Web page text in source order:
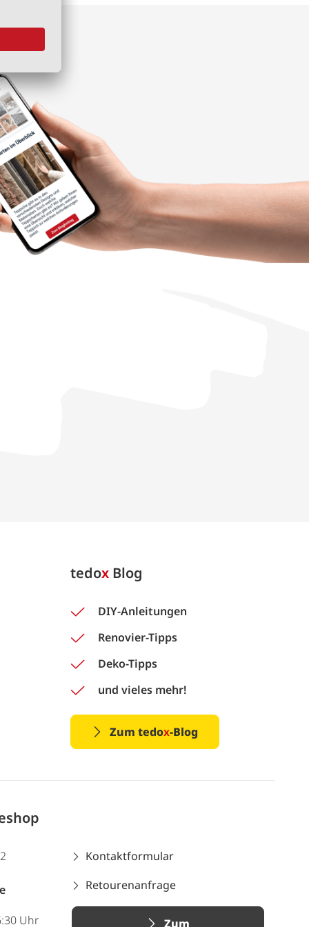
tedox Blog
DIY-Anleitungen
Renovier-Tipps
Deko-Tipps
und vieles mehr!
Zum tedox-Blog
Uhr
Kontaktformular
Retourenanfrage
Zum